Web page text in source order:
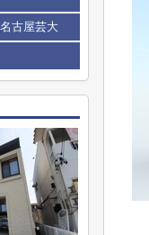
古屋芸大